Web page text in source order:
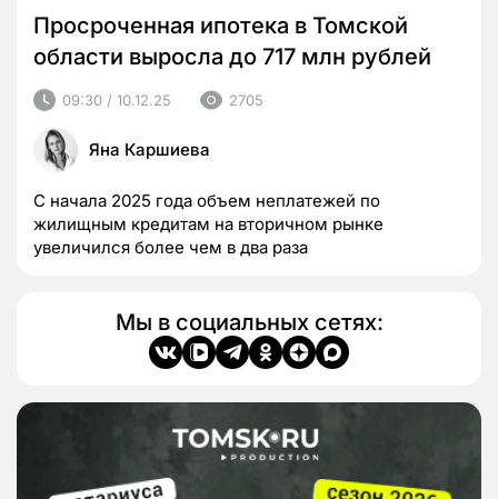
Просроченная ипотека в Томской
области выросла до 717 млн рублей
09:30 / 10.12.25 2705
Яна Каршиева
С начала 2025 года объем неплатежей по
жилищным кредитам на вторичном рынке
увеличился более чем в два раза
Мы в социальных сетях: